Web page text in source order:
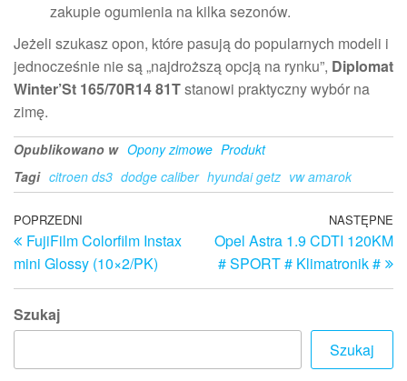
zakupie ogumienia na kilka sezonów.
Jeżeli szukasz opon, które pasują do popularnych modeli i
jednocześnie nie są „najdroższą opcją na rynku”, Diplomat
Winter’St 165/70R14 81Tstanowi praktyczny wybór na
zimę.
Opublikowano w Opony zimowe Produkt
Tagi citroen ds3 dodge caliber hyundai getz vw amarok
Nawigacja
wpisu
Poprzedni
wpis
POPRZEDNI
FujiFilm Colorfilm Instax
mini Glossy (10×2/PK)
NASTĘPNE
Opel Astra 1.9 CDTI 120KM
# SPORT # Klimatronik #
Szukaj
Szukaj